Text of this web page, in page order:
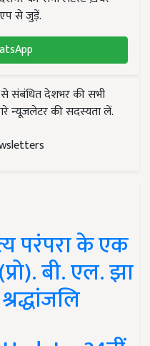
से जुड़ें.
संबंधित देशभर की सभी
न्यूज़लेटर की सदस्यता लें.
परंपरा के एक
बी. एल. झा